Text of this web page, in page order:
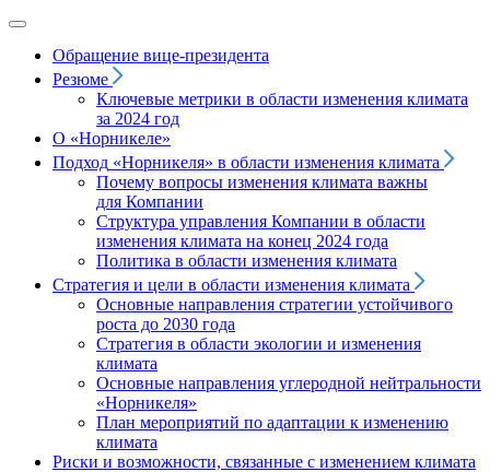
Обращение вице‑президента
Резюме
Ключевые метрики в области изменения климата
за 2024 год
О «Норникеле»
Подход «Норникеля» в области изменения климата
Почему вопросы изменения климата важны
для Компании
Структура управления Компании в области
изменения климата на конец 2024 года
Политика в области изменения климата
Стратегия и цели в области изменения климата
Основные направления стратегии устойчивого
роста до 2030 года
Стратегия в области экологии и изменения
климата
Основные направления углеродной нейтральности
«Норникеля»
План мероприятий по адаптации к изменению
климата
Риски и возможности, связанные с изменением климата